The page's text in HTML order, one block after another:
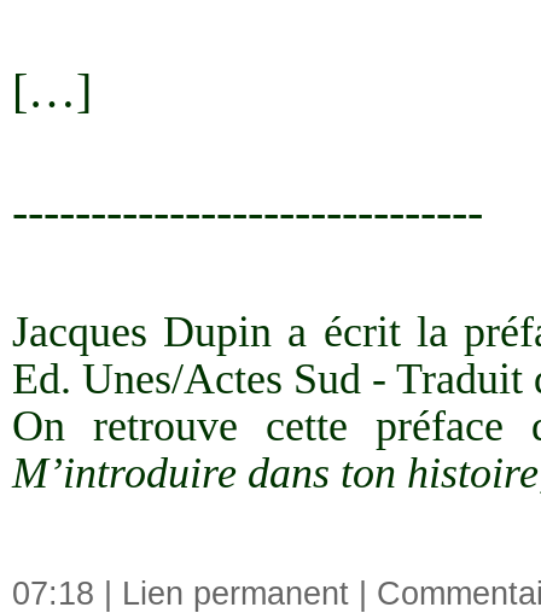
[…]
------------------------------
Jacques Dupin a écrit la
Ed. Unes/Actes Sud -
On retrouve cette préface
M’introduire dans ton histoire
07:18 | Lien permanent